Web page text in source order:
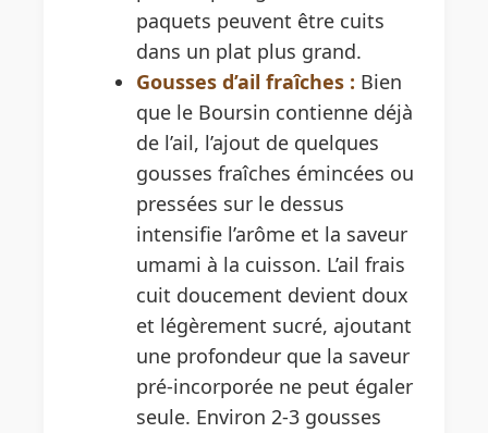
paquets peuvent être cuits
dans un plat plus grand.
Gousses d’ail fraîches : Bien
que le Boursin contienne déjà
de l’ail, l’ajout de quelques
gousses fraîches émincées ou
pressées sur le dessus
intensifie l’arôme et la saveur
umami à la cuisson. L’ail frais
cuit doucement devient doux
et légèrement sucré, ajoutant
une profondeur que la saveur
pré-incorporée ne peut égaler
seule. Environ 2-3 gousses